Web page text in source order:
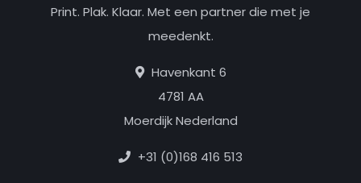
Print. Plak. Klaar. Met een partner die met je
meedenkt.
Havenkant 6
4781 AA
Moerdijk Nederland
+31 (0)168 416 513